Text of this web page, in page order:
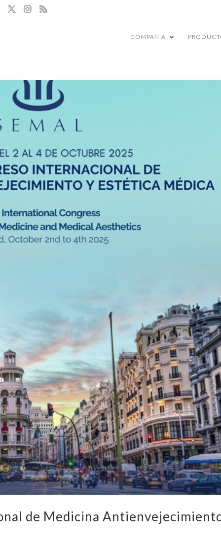
COMPAÑIA
de Medicina